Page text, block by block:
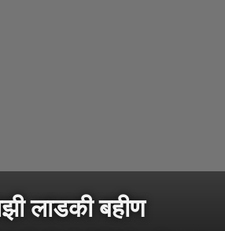
लाडकी बहीण